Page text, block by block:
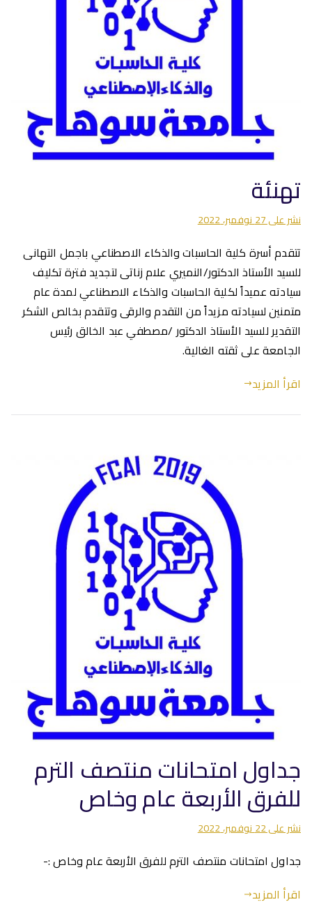
تهنئة
نشر على27 نوفمبر، 2022
تتقدم أسرة كلية الحاسبات والذكاء الاصطناعي باجمل التهانى
للسيد الأستاذ الدكتور/النميري علام زناتى لتجديد فترة تكليف
سيادته عميداً لكلية الحاسبات والذكاء الاصطناعي لمدة عام
متمنين لسيادته مزيداً من التقدم والرقى وتتقدم بخالص الشكر
التقدير للسيد الأستاذ الدكتور /مصطفي عبد الخالق رئيس
الجامعة على ثقته الغالية.
اقرأ المزيد
جداول امتحانات منتصف الترم
للفرق الأربعة عام وخاص
نشر على22 نوفمبر، 2022
جداول امتحانات منتصف الترم للفرق الأربعة عام وخاص :-
اقرأ المزيد